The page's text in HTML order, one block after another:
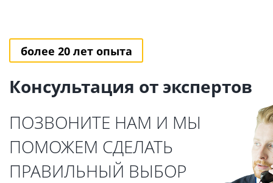
более 20 лет опыта
Консультация от экспертов
ПОЗВОНИТЕ НАМ И МЫ
ПОМОЖЕМ СДЕЛАТЬ
ПРАВИЛЬНЫЙ ВЫБОР